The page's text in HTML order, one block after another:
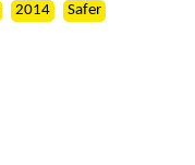
2014
Safer